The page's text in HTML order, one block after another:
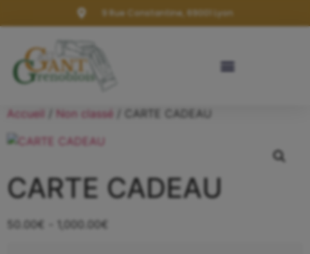
9 Rue Constantine, 69001 Lyon
Accueil Non classé / CARTE CADEAU
CARTE CADEAU
50.00€ 1,000.00€